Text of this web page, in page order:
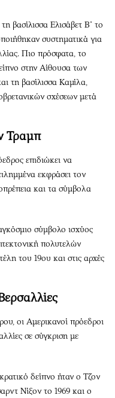
βασίλισσα Ελισάβετ Β΄ το
συστηματικά για
Πιο πρόσφατα, το
στην Αίθουσα των
τη βασίλισσα Καμίλα,
σχέσεων μετά
Τραμπ
επιδιώκει να
εκφράσει τον
και τα σύμβολα
σύμβολο ισχύος
πολυτελών
του 19ου και στις αρχές
οι Αμερικανοί πρόεδροι
σε σύγκριση με
δείπνο ήταν ο Τζον
Νίξον το 1969 και ο